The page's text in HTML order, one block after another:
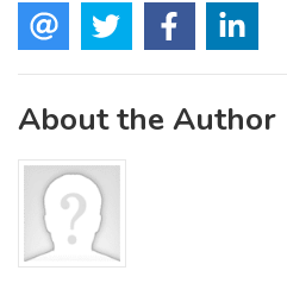
About the Author